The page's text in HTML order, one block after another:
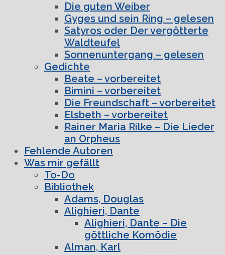
Die guten Weiber
Gyges und sein Ring – gelesen
Satyros oder Der vergötterte
Waldteufel
Sonnenuntergang – gelesen
Gedichte
Beate – vorbereitet
Bimini – vorbereitet
Die Freundschaft – vorbereitet
Elsbeth – vorbereitet
Rainer Maria Rilke – Die Lieder
an Orpheus
Fehlende Autoren
Was mir gefällt
To-Do
Bibliothek
Adams, Douglas
Alighieri, Dante
Alighieri, Dante – Die
göttliche Komödie
Alman, Karl